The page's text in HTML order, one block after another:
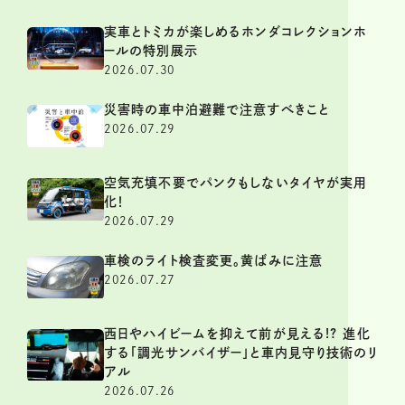
実車とトミカが楽しめるホンダコレクションホ
ールの特別展示
2026.07.30
災害時の車中泊避難で注意すべきこと
2026.07.29
空気充填不要でパンクもしないタイヤが実用
化！
2026.07.29
車検のライト検査変更。黄ばみに注意
2026.07.27
西日やハイビームを抑えて前が見える!? 進化
する「調光サンバイザー」と車内見守り技術のリ
アル
2026.07.26